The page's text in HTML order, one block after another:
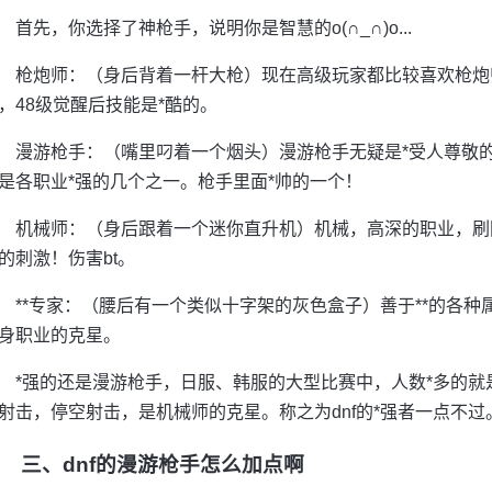
首先，你选择了神枪手，说明你是智慧的o(∩_∩)o...
枪炮师：（身后背着一杆大枪）现在高级玩家都比较喜欢枪
48级觉醒后技能是*酷的。
漫游枪手：（嘴里叼着一个烟头）漫游枪手无疑是*受人尊敬
各职业*强的几个之一。枪手里面*帅的一个！
机械师：（身后跟着一个迷你直升机）机械，高深的职业，
刺激！伤害bt。
**专家：（腰后有一个类似十字架的灰色盒子）善于**的各
职业的克星。
*强的还是漫游枪手，日服、韩服的大型比赛中，人数*多的
击，停空射击，是机械师的克星。称之为dnf的*强者一点不
三、dnf的漫游枪手怎么加点啊